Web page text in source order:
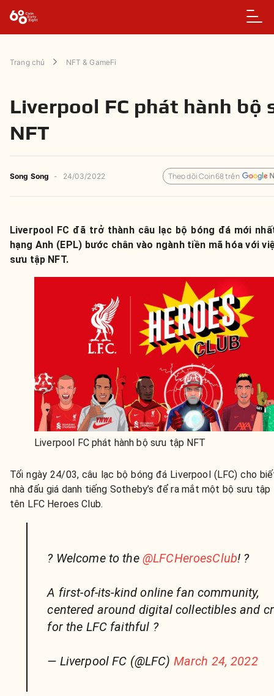
Trang chủ NFT & GameFi
Liverpool FC phát hành bộ
NFT
Song Song - 24/03/2022 Theo dõi Coin68 trên
Liverpool FC đã trở thành câu lạc bộ bóng đá mới
hạng Anh (EPL) bước chân vào ngành tiền mã hóa với
sưu tập NFT.
Liverpool FC phát hành bộ sưu tập NFT
Tối ngày 24/03, câu lạc bộ bóng đá Liverpool (LFC) cho
nhà đấu giá danh tiếng Sotheby’s để ra mắt một bộ sưu tập
tên LFC Heroes Club.
? Welcome to the @LFCHeroesClub! ?
A first-of-its-kind online fan community,
centered around digital collectibles and
for the LFC faithful ?
— Liverpool FC (@LFC) March 24, 2022